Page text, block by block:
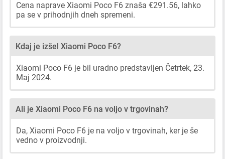
Cena naprave Xiaomi Poco F6 znaša €291.56, lahko
pa se v prihodnjih dneh spremeni.
Kdaj je izšel Xiaomi Poco F6?
Xiaomi Poco F6 je bil uradno predstavljen Četrtek, 23.
Maj 2024.
Ali je Xiaomi Poco F6 na voljo v trgovinah?
Da, Xiaomi Poco F6 je na voljo v trgovinah, ker je še
vedno v proizvodnji.